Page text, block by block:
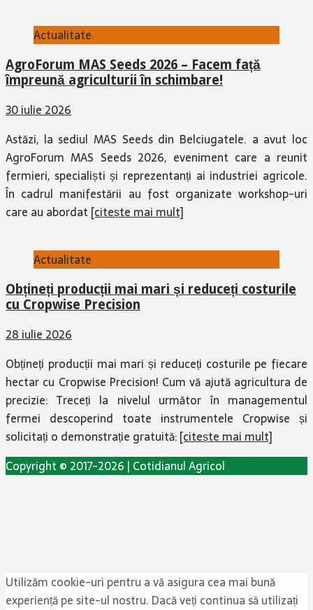
Actualitate
AgroForum MAS Seeds 2026 – Facem față
împreună agriculturii în schimbare!
30 iulie 2026
Astăzi, la sediul MAS Seeds din Belciugatele. a avut loc
AgroForum MAS Seeds 2026, eveniment care a reunit
fermieri, specialiști și reprezentanți ai industriei agricole.
În cadrul manifestării au fost organizate workshop-uri
care au abordat [citește mai mult]
Actualitate
Obțineți producții mai mari și reduceți costurile
cu Cropwise Precision
28 iulie 2026
Obțineți producții mai mari și reduceți costurile pe fiecare
hectar cu Cropwise Precision! Cum vă ajută agricultura de
precizie: Treceți la nivelul următor în managementul
fermei descoperind toate instrumentele Cropwise și
solicitați o demonstrație gratuită:[citește mai mult]
Copyright © 2017-2026 | Cotidianul Agricol
Utilizăm cookie-uri pentru a vă asigura cea mai bună
experiență pe site-ul nostru. Dacă veți continua să utilizați